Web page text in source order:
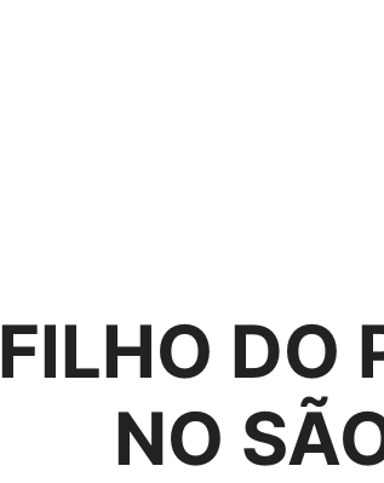
FILHO DO
NO